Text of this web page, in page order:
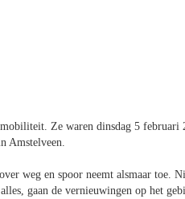
Ze waren dinsdag 5 februari
Amstelveen.
weg en spoor neemt alsmaar toe.
gaan de vernieuwingen op het